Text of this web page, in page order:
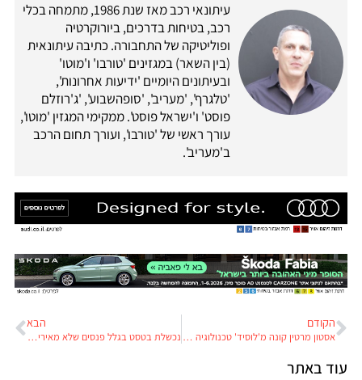
עיתונאי רכב מאז שנת 1986, מתמחה בכלי
רכב, בטיחות בדרכים, ביורוקרטיה
ופוליטיקה של התחבורה. כתיבה עיתונאית
(בין השאר) במגזינים 'טורבו' ו'מוטו'
ובעיתונים היומיים 'ידיעות אחרונות',
'טלגרף', 'מעריב', 'סופהשבוע', 'ג'רוזלם
פוסט' ו'ישראל פוסט'. ממקימי המגזין 'מוטו',
עורך ראשי של 'טורבו', ועורך תחום הרכב
ב'מעריב'.
הקודם
אסטון מרטין קונה מ'לוסיד' טכנולוגיה לרכב חשמלי תמורת 3.7% בעלות בחברה
הבא
נכשלת בטסט בגלל פנסים שלא מאירים? כנראה יש לך יונדאי I30
עוד באתר